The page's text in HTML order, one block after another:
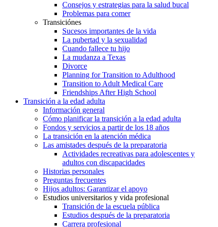
Consejos y estrategias para la salud bucal
Problemas para comer
Transiciónes
Sucesos importantes de la vida
La pubertad y la sexualidad
Cuando fallece tu hijo
La mudanza a Texas
Divorce
Planning for Transition to Adulthood
Transition to Adult Medical Care
Friendships After High School
Transición a la edad adulta
Información general
Cómo planificar la transición a la edad adulta
Fondos y servicios a partir de los 18 años
La transición en la atención médica
Las amistades después de la preparatoria
Actividades recreativas para adolescentes y
adultos con discapacidades
Historias personales
Preguntas frecuentes
Hijos adultos: Garantizar el apoyo
Estudios universitarios y vida profesional
Transición de la escuela pública
Estudios después de la preparatoria
Carrera profesional